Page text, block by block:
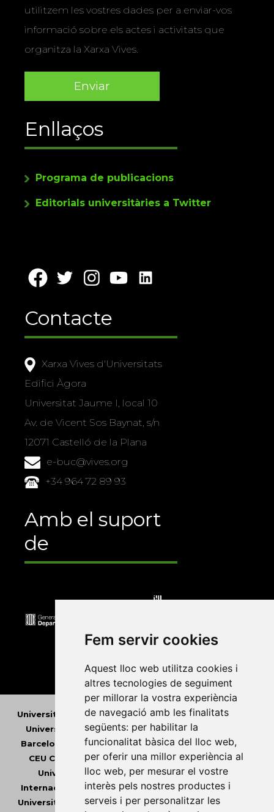
Fem servir cookies
Aquest lloc web utilitza cookies i
altres tecnologies de seguiment
per millorar la vostra experiència
de navegació amb les finalitats
següents: per habilitar la
funcionalitat bàsica del lloc web,
per oferir una millor experiència al
lloc web, per mesurar el vostre
interès pels nostres productes i
serveis i per personalitzar les
utilitzem les vostres dades per a enviar-vos
informació sobre els actes i activitats que
organitza la Xarxa Vives.
Enllaços
Programa de publicacions
Editorials universitàries a Twitter
Contacte
Xarxa Vives d'Universitats
Edifici Àgora
Universitat Jaume I, local 10
Av. de Vicent Sos Baynat, s/n
12071 Castelló de la Plana
e-buc@vives.org
+34 964 72 89 93
Amb el suport
de
Universitat Abat Oliba CEU•Universitat d'Alacant
Universitat d'Andorra•Universitat Autònoma de
Barcelona
Universitat de Barcelona•Universitat
CEU Cardenal Herrera•Universitat de Girona •
Universitat de les Illes Balears• Universitat
Internacional de Catalunya•Universitat Jaume I
Universitat de Lleida• Universitat Miguel Hernández